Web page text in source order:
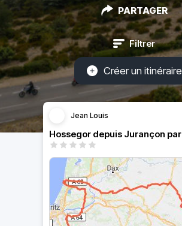
PARTAGER
Filtrer
Créer un itinéraire
Jean Louis